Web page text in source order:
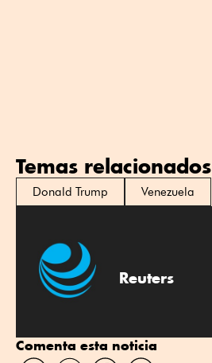
Temas relacionados
Donald Trump Venezuela
Reuters
Comenta esta noticia